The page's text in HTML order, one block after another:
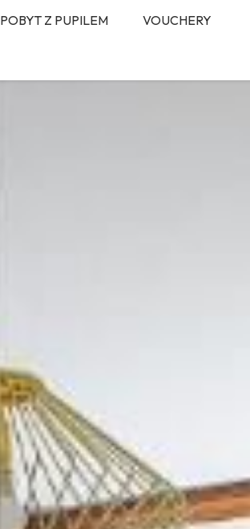
POBYT Z PUPILEM VOUCHERY